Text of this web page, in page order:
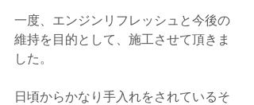
一度、エンジンリフレッシュと今後の
維持を目的として、施工させて頂きま
した。
日頃からかなり手入れをされているそ